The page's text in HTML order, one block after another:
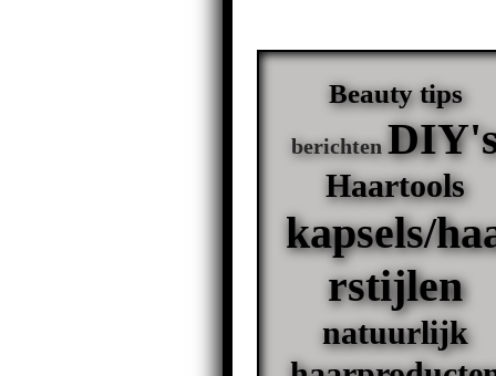
Beauty tips
berichten
Haartools
kapsels/
rstijlen
natuurlijk